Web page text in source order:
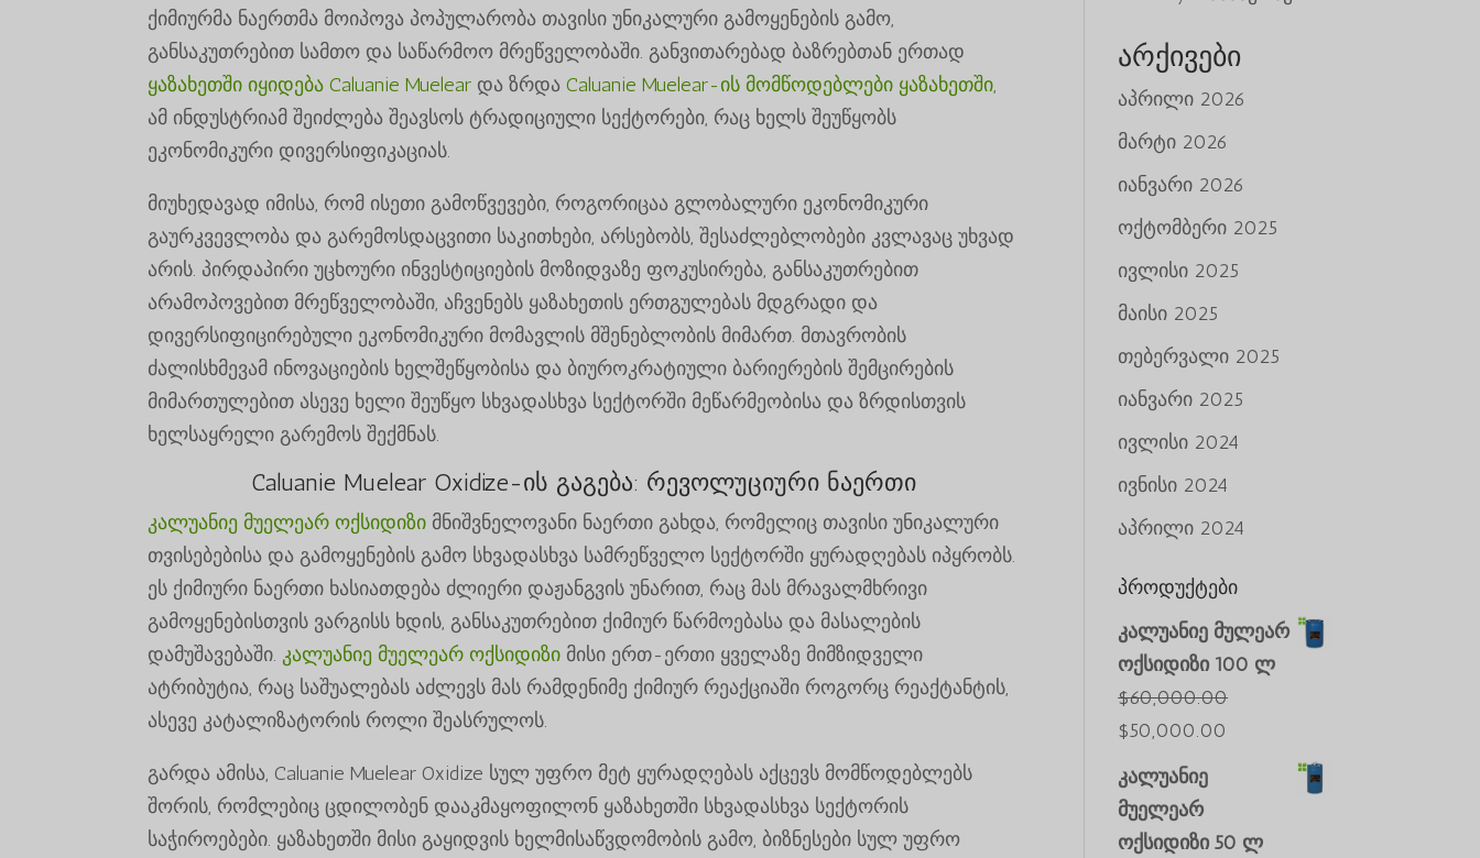
ქიმიურმა ნაერთმა მოიპოვა პოპულარობა თავისი უნიკალური გამოყენების გამო,
განსაკუთრებით სამთო და საწარმოო მრეწველობაში. განვითარებად ბაზრებთან ერთად
ყაზახეთში იყიდება Caluanie Muelear და ზრდაCaluanie Muelear-ის მომწოდებლები ყაზახეთში,
ამ ინდუსტრიამ შეიძლება შეავსოს ტრადიციული სექტორები, რაც ხელს შეუწყობს
ეკონომიკური დივერსიფიკაციას.
მიუხედავად იმისა, რომ ისეთი გამოწვევები, როგორიცაა გლობალური ეკონომიკური
გაურკვევლობა და გარემოსდაცვითი საკითხები, არსებობს, შესაძლებლობები კვლავაც უხვად
არის. პირდაპირი უცხოური ინვესტიციების მოზიდვაზე ფოკუსირება, განსაკუთრებით
არამოპოვებით მრეწველობაში, აჩვენებს ყაზახეთის ერთგულებას მდგრადი და
დივერსიფიცირებული ეკონომიკური მომავლის მშენებლობის მიმართ. მთავრობის
ძალისხმევამ ინოვაციების ხელშეწყობისა და ბიუროკრატიული ბარიერების შემცირების
მიმართულებით ასევე ხელი შეუწყო სხვადასხვა სექტორში მეწარმეობისა და ზრდისთვის
ხელსაყრელი გარემოს შექმნას.
Caluanie Muelear Oxidize-ის გაგება: რევოლუციური ნაერთი
კალუანიე მუელეარ ოქსიდიზი მნიშვნელოვანი ნაერთი გახდა, რომელიც თავისი უნიკალური
თვისებებისა და გამოყენების გამო სხვადასხვა სამრეწველო სექტორში ყურადღებას იპყრობს.
ეს ქიმიური ნაერთი ხასიათდება ძლიერი დაჟანგვის უნარით, რაც მას მრავალმხრივი
გამოყენებისთვის ვარგისს ხდის, განსაკუთრებით ქიმიურ წარმოებასა და მასალების
დამუშავებაში. კალუანიე მუელეარ ოქსიდიზი მისი ერთ-ერთი ყველაზე მიმზიდველი
ატრიბუტია, რაც საშუალებას აძლევს მას რამდენიმე ქიმიურ რეაქციაში როგორც რეაქტანტის,
ასევე კატალიზატორის როლი შეასრულოს.
გარდა ამისა, Caluanie Muelear Oxidize სულ უფრო მეტ ყურადღებას აქცევს მომწოდებლებს
შორის, რომლებიც ცდილობენ დააკმაყოფილონ ყაზახეთში სხვადასხვა სექტორის
საჭიროებები. ყაზახეთში მისი გაყიდვის ხელმისაწვდომობის გამო, ბიზნესები სულ უფრო
არქივები
აპრილი 2026
მარტი 2026
იანვარი 2026
ოქტომბერი 2025
ივლისი 2025
მაისი 2025
თებერვალი 2025
იანვარი 2025
ივლისი 2024
ივნისი 2024
აპრილი 2024
პროდუქტები
კალუანიე მულეარ
ოქსიდიზი 100 ლ
$60,000.00
საწყისი
იყო:
$60,000.00.
$50,000.00
$50,000.00.
კალუანიე
მუელეარ
ოქსიდიზი 50 ლ